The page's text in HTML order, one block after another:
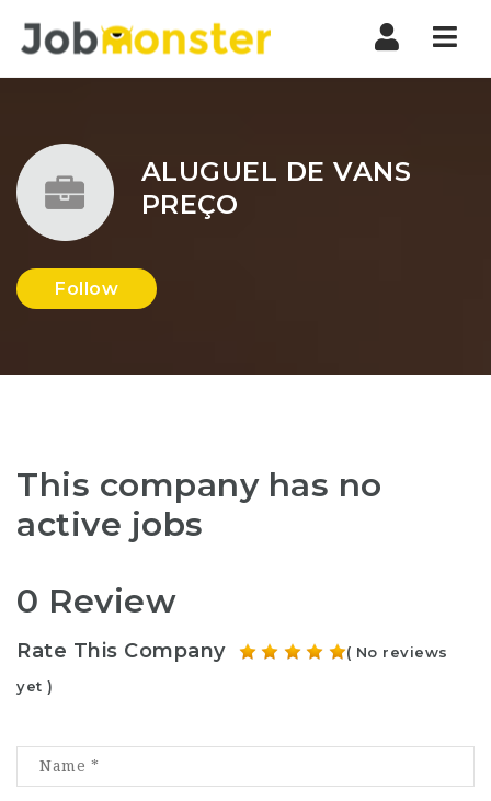
ALUGUEL DE VANS
PREÇO
Follow
This company has no
active jobs
0 Review
Rate This Company
( No reviews
yet )